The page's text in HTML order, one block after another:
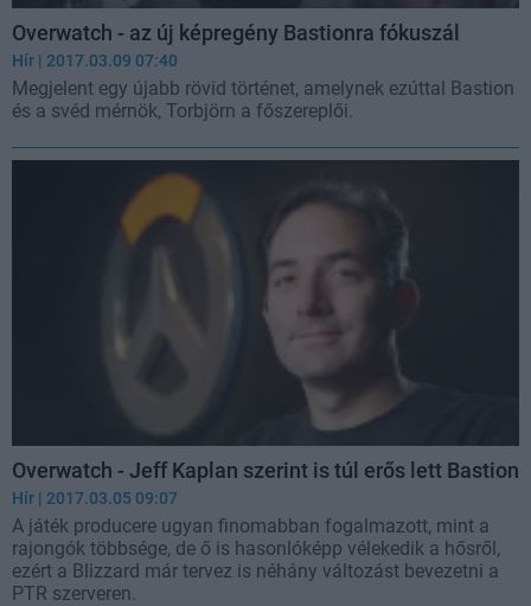
Overwatch - az új képregény Bastionra fókuszál
Hír | 2017.03.09 07:40
Megjelent egy újabb rövid történet, amelynek ezúttal Bastion
és a svéd mérnök, Torbjörn a főszereplői.
Overwatch - Jeff Kaplan szerint is túl erős lett Bastion
Hír | 2017.03.05 09:07
A játék producere ugyan finomabban fogalmazott, mint a
rajongók többsége, de ő is hasonlóképp vélekedik a hősről,
ezért a Blizzard már tervez is néhány változást bevezetni a
PTR szerveren.